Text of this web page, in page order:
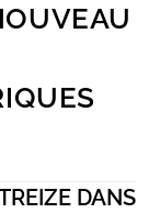
DANS